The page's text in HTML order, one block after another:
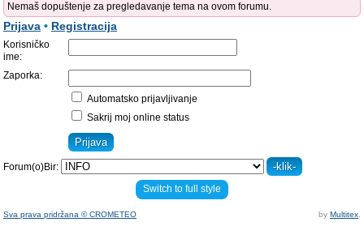
Nemaš dopuštenje za pregledavanje tema na ovom forumu.
Prijava • Registracija
Korisničko
ime:
Zaporka:
Automatsko prijavljivanje
Sakrij moj online status
Forum(o)Bir:
Switch to full style
Sva prava pridržana © CROMETEO by Multitex